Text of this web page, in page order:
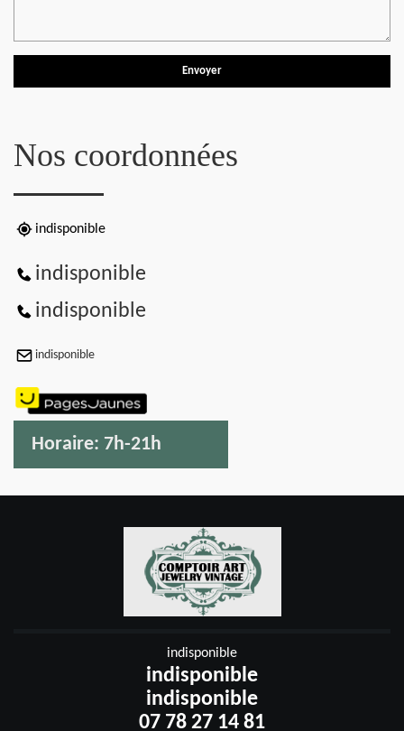
Nos coordonnées
indisponible
indisponible
indisponible
indisponible
Horaire: 7h-21h
indisponible
indisponible
indisponible
07 78 27 14 81